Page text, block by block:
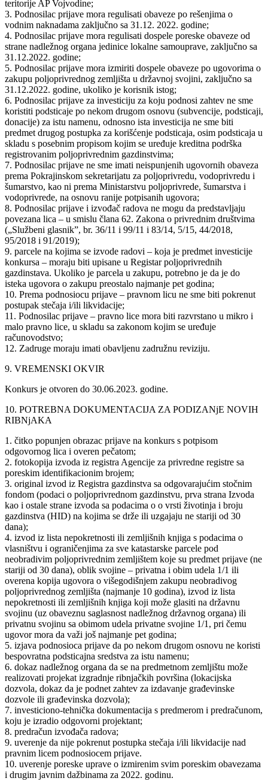
teritorije AP Vojvodine;
3. Podnosilac prijave mora regulisati obaveze po rešenjima o
vodnim naknadama zaključno sa 31.12. 2022. godine;
4. Podnosilac prijave mora regulisati dospele poreske obaveze od
strane nadležnog organa jedinice lokalne samouprave, zaključno sa
31.12.2022. godine;
5. Podnosilac prijave mora izmiriti dospele obaveze po ugovorima o
zakupu poljoprivrednog zemljišta u državnoj svojini, zaključno sa
31.12.2022. godine, ukoliko je korisnik istog;
6. Podnosilac prijave za investiciju za koju podnosi zahtev ne sme
koristiti podsticaje po nekom drugom osnovu (subvencije, podsticaji,
donacije) za istu namenu, odnosno ista investicija ne sme biti
predmet drugog postupka za korišćenje podsticaja, osim podsticaja u
skladu s posebnim propisom kojim se uređuje kreditna podrška
registrovanim poljoprivrednim gazdinstvima;
7. Podnosilac prijave ne sme imati neispunjenih ugovornih obaveza
prema Pokrajinskom sekretarijatu za poljoprivredu, vodoprivredu i
šumarstvo, kao ni prema Ministarstvu poljoprivrede, šumarstva i
vodoprivrede, na osnovu ranije potpisanih ugovora;
8. Podnosilac prijave i izvođač radova ne mogu da predstavljaju
povezana lica ‒ u smislu člana 62. Zakona o privrednim društvima
(„Službeni glasnik”, br. 36/11 i 99/11 i 83/14, 5/15, 44/2018,
95/2018 i 91/2019);
9. parcele na kojima se izvode radovi – koja je predmet investicije
konkursa – moraju biti upisane u Registar poljoprivrednih
gazdinstava. Ukoliko je parcela u zakupu, potrebno je da je do
isteka ugovora o zakupu preostalo najmanje pet godina;
10. Prema podnosiocu prijave – pravnom licu ne sme biti pokrenut
postupak stečaja i/ili likvidacije;
11. Podnosilac prijave – pravno lice mora biti razvrstano u mikro i
malo pravno lice, u skladu sa zakonom kojim se uređuje
računovodstvo;
12. Zadruge moraju imati obavljenu zadružnu reviziju.
9. VREMENSKI OKVIR
Konkurs je otvoren do 30.06.2023. godine.
10. POTREBNA DOKUMENTACIJA ZA PODIZANjE NOVIH
RIBNjAKA
1. čitko popunjen obrazac prijave na konkurs s potpisom
odgovornog lica i overen pečatom;
2. fotokopija izvoda iz registra Agencije za privredne registre sa
poreskim identifikacionim brojem;
3. original izvod iz Registra gazdinstva sa odgovarajućim stočnim
fondom (podaci o poljoprivrednom gazdinstvu, prva strana Izvoda
kao i ostale strane izvoda sa podacima o o vrsti životinja i broju
gazdinstva (HID) na kojima se drže ili uzgajaju ne stariji od 30
dana);
4. izvod iz lista nepokretnosti ili zemljišnih knjiga s podacima o
vlasništvu i ograničenjima za sve katastarske parcele pod
neobradivim poljoprivrednim zemljištem koje su predmet prijave (ne
stariji od 30 dana), oblik svojine – privatna i obim udela 1/1 ili
overena kopija ugovora o višegodišnjem zakupu neobradivog
poljoprivrednog zemljišta (najmanje 10 godina), izvod iz lista
nepokretnosti ili zemljišnih knjiga koji može glasiti na državnu
svojinu (uz obaveznu saglasnost nadležnog državnog organa) ili
privatnu svojinu sa obimom udela privatne svojine 1/1, pri čemu
ugovor mora da važi još najmanje pet godina;
5. izjava podnosioca prijave da po nekom drugom osnovu ne koristi
bespovratna podsticajna sredstva za istu namenu;
6. dokaz nadležnog organa da se na predmetnom zemljištu može
realizovati projekat izgradnje ribnjačkih površina (lokacijska
dozvola, dokaz da je podnet zahtev za izdavanje građevinske
dozvole ili građevinska dozvola);
7. investiciono-tehnička dokumentacija s predmerom i predračunom,
koju je izradio odgovorni projektant;
8. predračun izvođača radova;
9. uverenje da nije pokrenut postupka stečaja i/ili likvidacije nad
pravnim licem podnosiocem prijave.
10. uverenje poreske uprave o izmirenim svim poreskim obavezama
i drugim javnim dažbinama za 2022. godinu.